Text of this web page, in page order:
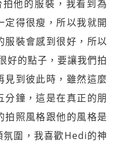
他的服裝，我看到為
定得很瘦，所以我就開
服裝會感到很好，所以
好的點子，要讓我們拍
到彼此時，雖然這麼
分鐘，這是在真正的朋
拍照風格跟他的風格是
圍，我喜歡Hedi的神